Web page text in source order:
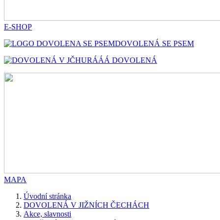
E-SHOP
DOVOLENÁ SE PSEM
HURÁÁÁ DOVOLENÁ
MAPA
Úvodní stránka
DOVOLENÁ V JIŽNÍCH ČECHÁCH
Akce, slavnosti